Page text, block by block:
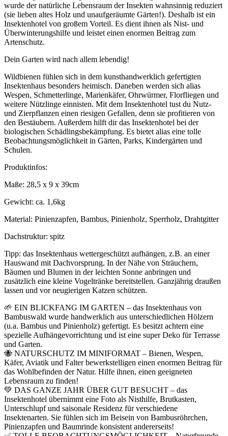
wurde der natürliche Lebensraum der Insekten wahnsinnig reduziert
(sie lieben altes Holz und unaufgeräumte Gärten!). Deshalb ist ein
Insektenhotel von großem Vorteil. Es dient ihnen als Nist- und
Überwinterungshilfe und leistet einen enormen Beitrag zum
Artenschutz.
Dein Garten wird nach allem lebendig!
Wildbienen fühlen sich in dem kunsthandwerklich gefertigten
Insektenhaus besonders heimisch. Daneben werden sich alias
Wespen, Schmetterlinge, Marienkäfer, Ohrwürmer, Florfliegen und
weitere Nützlinge einnisten. Mit dem Insektenhotel tust du Nutz-
und Zierpflanzen einen riesigen Gefallen, denn sie profitieren von
den Bestäubern. Außerdem hilft dir das Insektenhotel bei der
biologischen Schädlingsbekämpfung. Es bietet alias eine tolle
Beobachtungsmöglichkeit in Gärten, Parks, Kindergärten und
Schulen.
Produktinfos:
Maße: 28,5 x 9 x 39cm
Gewicht: ca. 1,6kg
Material: Pinienzapfen, Bambus, Pinienholz, Sperrholz, Drahtgitter
Dachstruktur: spitz
Tipp: das Insektenhaus wettergeschützt aufhängen, z.B. an einer
Hauswand mit Dachvorsprung. In der Nähe von Sträuchern,
Bäumen und Blumen in der leichten Sonne anbringen und
zusätzlich eine kleine Vogeltränke bereitstellen. Ganzjährig draußen
lassen und vor neugierigen Katzen schützen.
🌱 EIN BLICKFANG IM GARTEN – das Insektenhaus von
Bambuswald wurde handwerklich aus unterschiedlichen Hölzern
(u.a. Bambus und Pinienholz) gefertigt. Es besitzt achtern eine
spezielle Aufhängevorrichtung und ist eine super Deko für Terrasse
und Garten.
🐝 NATURSCHUTZ IM MINIFORMAT – Bienen, Wespen,
Käfer, Aviatik und Falter bewerkstelligen einen enormen Beitrag für
das Wohlbefinden der Natur. Hilfe ihnen, einen geeigneten
Lebensraum zu finden!
💚 DAS GANZE JAHR ÜBER GUT BESUCHT – das
Insektenhotel übernimmt eine Foto als Nisthilfe, Brutkasten,
Unterschlupf und saisonale Residenz für verschiedene
Insektenarten. Sie fühlen sich im Beisein von Bambusröhrchen,
Pinienzapfen und Baumrinde konsistent andererseits!